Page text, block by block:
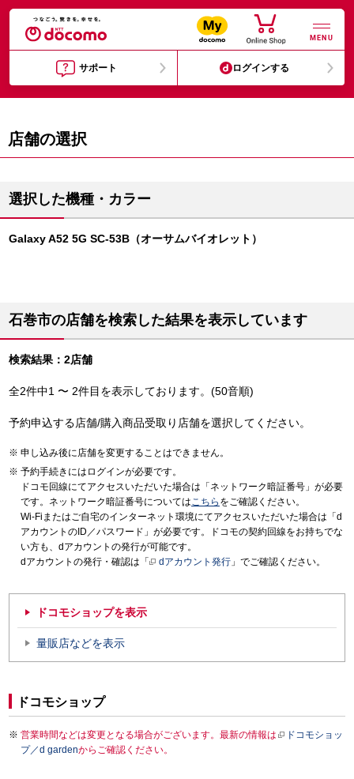
MENU
サポート ログインする
店舗の選択
選択した機種・カラー
Galaxy A52 5G SC-53B（オーサムバイオレット）
石巻市の店舗を検索した結果を表示しています
検索結果：2店舗
全2件中1 〜 2件目を表示しております。(50音順)
予約申込する店舗/購入商品受取り店舗を選択してください。
申し込み後に店舗を変更することはできません。
予約手続きにはログインが必要です。
ドコモ回線にてアクセスいただいた場合は「ネットワーク暗証番号」が必要
です。ネットワーク暗証番号についてはこちら をご確認ください。
Wi-Fiまたはご自宅のインターネット環境にてアクセスいただいた場合は「d
アカウントのID／パスワード」が必要です。ドコモの契約回線をお持ちでな
い方も、dアカウントの発行が可能です。
dアカウントの発行・確認は「
dアカウント発行 」でご確認ください。
ドコモショップを表示
量販店などを表示
ドコモショップ
営業時間などは変更となる場合がございます。最新の情報は
ドコモショッ
プ／d gardenからご確認ください。